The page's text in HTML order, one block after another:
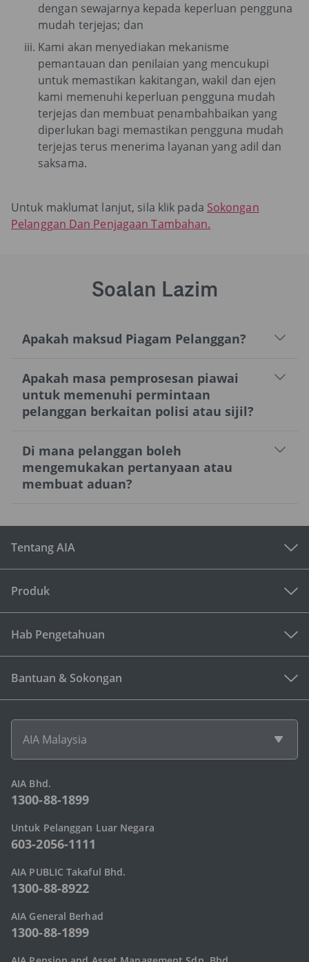
dengan sewajarnya kepada keperluan pengguna
mudah terjejas; dan
Kami akan menyediakan mekanisme
pemantauan dan penilaian yang mencukupi
untuk memastikan kakitangan, wakil dan ejen
kami memenuhi keperluan pengguna mudah
terjejas dan membuat penambahbaikan yang
diperlukan bagi memastikan pengguna mudah
terjejas terus menerima layanan yang adil dan
saksama.
Untuk maklumat lanjut, sila klik pada Sokongan
Pelanggan Dan Penjagaan Tambahan.
Soalan Lazim
Apakah maksud Piagam Pelanggan?
Apakah masa pemprosesan piawai
untuk memenuhi permintaan
pelanggan berkaitan polisi atau sijil?
Di mana pelanggan boleh
mengemukakan pertanyaan atau
membuat aduan?
Tentang AIA
Produk
Hab Pengetahuan
Bantuan & Sokongan
AIA Malaysia
AIA Bhd.
1300-88-1899
Untuk Pelanggan Luar Negara
603-2056-1111
AIA PUBLIC Takaful Bhd.
1300-88-8922
AIA General Berhad
1300-88-1899